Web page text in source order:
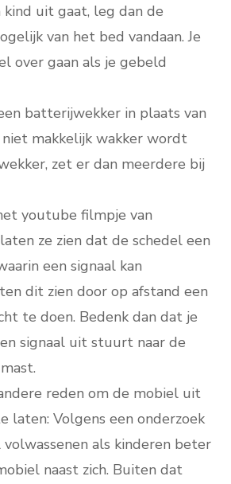
uit gaat, leg dan de
van het bed vandaan. Je
over gaan als je gebeld
batterijwekker in plaats van
makkelijk wakker wordt
zet er dan meerdere bij
youtube filmpje van
ze zien dat de schedel een
een signaal kan
dit zien door op afstand een
te doen. Bedenk dan dat je
signaal uit stuurt naar de
reden om de mobiel uit
laten: Volgens een onderzoek
als kinderen beter
naast zich. Buiten dat